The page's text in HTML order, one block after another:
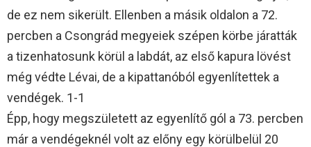
de ez nem sikerült. Ellenben a másik oldalon a 72.
percben a Csongrád megyeiek szépen körbe járatták
a tizenhatosunk körül a labdát, az első kapura lövést
még védte Lévai, de a kipattanóból egyenlítettek a
vendégek. 1-1
Épp, hogy megszületett az egyenlítő gól a 73. percben
már a vendégeknél volt az előny egy körülbelül 20